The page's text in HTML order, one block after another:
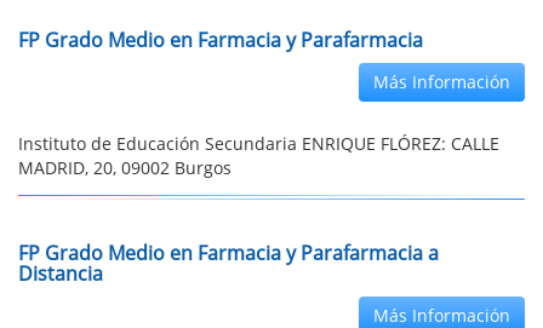
FP Grado Medio en Farmacia y Parafarmacia
Más Información
Instituto de Educación Secundaria ENRIQUE FLÓREZ: CALLE
MADRID, 20, 09002 Burgos
FP Grado Medio en Farmacia y Parafarmacia a
Distancia
Más Información